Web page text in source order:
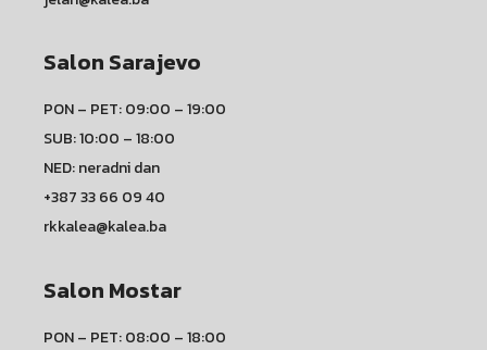
Salon Sarajevo
PON – PET: 09:00 – 19:00
SUB: 10:00 – 18:00
NED: neradni dan
+387 33 66 09 40
rkkalea@kalea.ba
Salon Mostar
PON – PET: 08:00 – 18:00